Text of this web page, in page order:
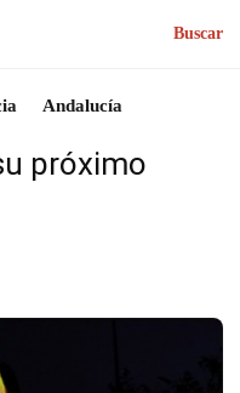
Buscar
Andalucía
próximo